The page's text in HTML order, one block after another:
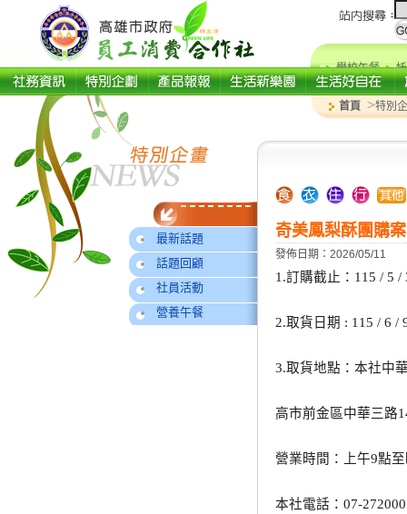
學校午餐
最新話題
話題回顧
社員活動
營養午餐
首頁 >特別
奇美鳳梨酥團購案
發佈日期：2026/05/11
1.訂購截止：115 / 5 /
2.取貨日期 : 115 / 6 /
3.取貨地點：本社中
高市前金區中華三路
營業時間：上午9點
本社電話：07-